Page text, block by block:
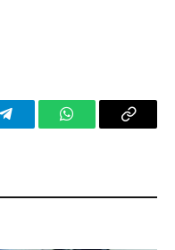
TelegramWhatsAppCopy